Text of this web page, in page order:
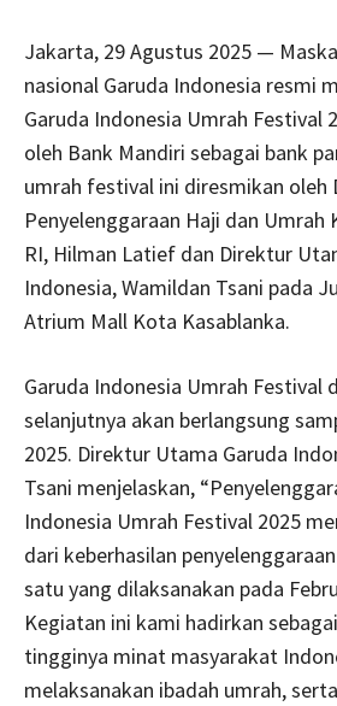
Jakarta, 29 Agustus 2025 —
nasional Garuda Indonesia resmi
Garuda Indonesia Umrah Festival
oleh Bank Mandiri sebagai bank
umrah festival ini diresmikan oleh
Penyelenggaraan Haji dan Umrah
RI, Hilman Latief dan Direktur
Indonesia, Wamildan Tsani pada
Atrium Mall Kota Kasablanka.
Garuda Indonesia Umrah Festival
selanjutnya akan berlangsung
2025. Direktur Utama Garuda
Tsani menjelaskan,
Indonesia Umrah Festival 2025
dari keberhasilan
satu yang dilaksanakan pada
Kegiatan ini kami hadirkan
tingginya minat masyarakat
melaksanakan ibadah umrah,